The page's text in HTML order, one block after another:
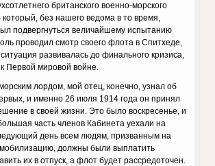
британского военно-морского
который, без нашего ведома в то время,
подвергнуться величайшему испытанию
проводил смотр своего флота в Спитхеде,
развивалась до финального кризиса,
Первой мировой войне.
лордом, мой отец, конечно, узнал об
и именно 26 июля 1914 года он принял
в своей жизни. Это было воскресенье, и
часть членов Кабинета уехали на
день всем людям, призванным на
должны были выплатить
их в отпуск, а флот будет рассредоточен.